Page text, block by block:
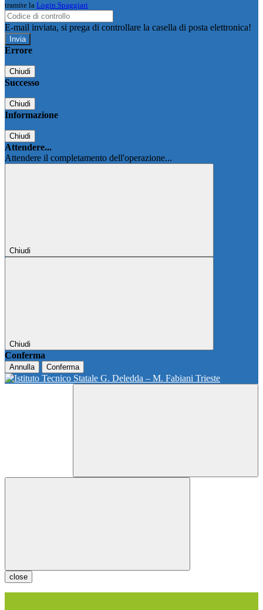
tramite la Login Spaggiari
E-mail inviata, si prega di controllare la casella di posta elettronica!
Errore
Chiudi
Successo
Chiudi
Informazione
Chiudi
Attendere...
Attendere il completamento dell'operazione...
Chiudi
Chiudi
Conferma
Annulla Conferma
close